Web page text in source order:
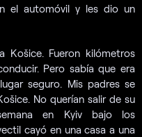
el automóvil y les dio un
Košice. Fueron kilómetros
Pero sabía que era
seguro. Mis padres se
No querían salir de su
en Kyiv bajo los
cayó en una casa a una